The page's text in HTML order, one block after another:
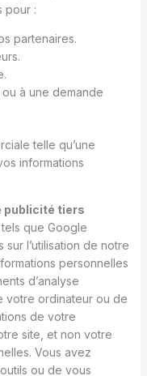
pour :
partenaires.
à une demande
telle qu’une
informations
publicité tiers
que Google
l’utilisation de notre
personnelles
d’analyse
votre ordinateur ou de
de votre
site, et non votre
Vous avez
ou de vous